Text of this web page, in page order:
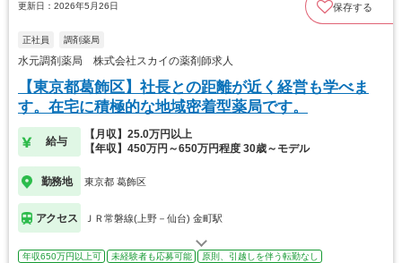
更新日：2026年5月26日 保存する
正社員 調剤薬局
水元調剤薬局 株式会社スカイの薬剤師求人
【東京都葛飾区】社長との距離が近く経営も学べま
す。在宅に積極的な地域密着型薬局です。
給与
【月収】25.0万円以上
【年収】450万円～650万円程度 30歳～モデル
勤務地 東京都 葛飾区
アクセス ＪＲ常磐線(上野－仙台) 金町駅
年収650万円以上可 未経験者も応募可能
原則、引越しを伴う転勤なし